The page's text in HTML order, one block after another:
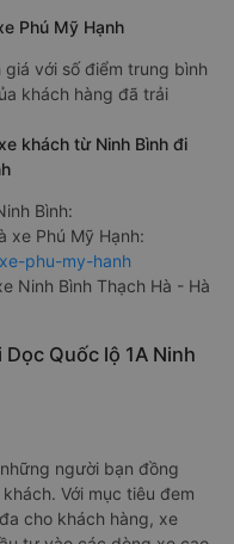
Phú Mỹ Hạnh
với số điểm trung bình
khách hàng đã trải
khách từ Ninh Bình đi
Bình:
xe Phú Mỹ Hạnh:
phu-my-hanh
Ninh Bình Thạch Hà - Hà
Quốc lộ 1A Ninh
người bạn đồng
Với mục tiêu đem
cho khách hàng, xe